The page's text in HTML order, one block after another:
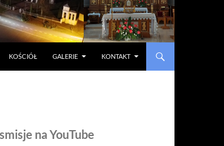
KOŚCIÓŁ GALERIE KONTAKT
na YouTube